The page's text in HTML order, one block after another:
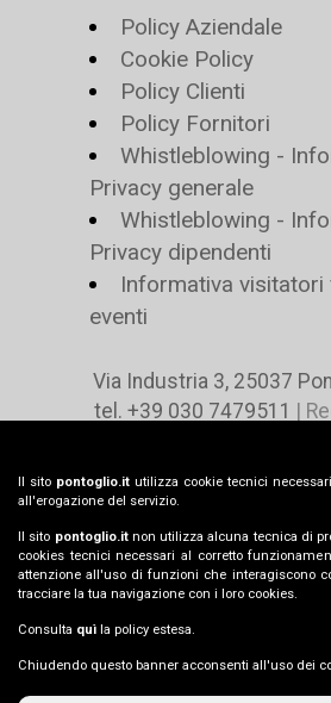
Policy Aziendale
Cookie Policy
Policy Clienti
Policy Fornitori
Whistleblowing -
Privacy generale
Whistleblowing -
Privacy dipendenti
Informativa visitatori
eventi
Via Industria 3, 25037
tel. +39 030 7479511
|
00729460980 | Cap. Soc.
IT - EN
Il sito pontoglio.it utilizza cookie tecnici
all'erogazione del servizio.
Il sito pontoglio.itnon utilizza alcuna tecnica di
cookies tecnici necessari al corretto
attenzione all'uso di funzioni che interagiscono
tracciare la tua navigazione con i loro cookies.
Consulta quì la policy estesa.
Chiudendo questo banner acconsenti all'uso dei